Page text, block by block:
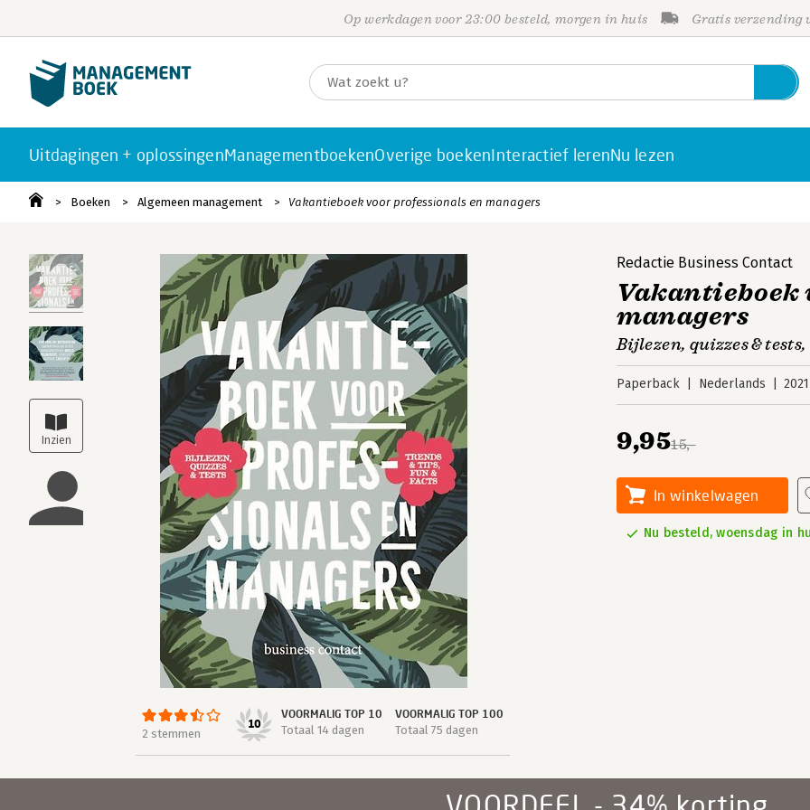
Op werkdagen voor 23:00 besteld, morgen in huis Gratis verzending
Uitdagingen + oplossingenManagementboekenOverige boekenInteractief lerenNu lezen
Boeken Algemeen management Vakantieboek voor professionals en managers
2 stemmen
10
VOORMALIG TOP 10
Totaal 14 dagen
VOORMALIG TOP 100
Totaal 75 dagen
Redactie Business Contact
Vakantieboek
managers
Bijlezen, quizzes &
Paperback Nederlands 2021
15,-
9,95
In winkelwagen
Nu besteld, woensdag in